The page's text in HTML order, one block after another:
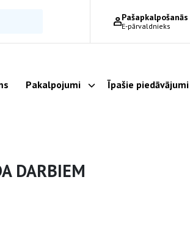
E-pārvaldnieks
Pakalpojumi Parādīt apakšizvēlni
Īpašie piedāvājumi
DARBIEM